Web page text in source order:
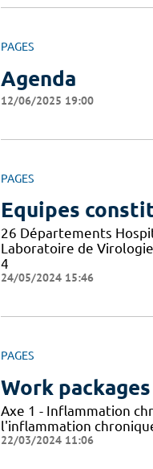
PAGES
Agenda
12/06/2025 19:00
PAGES
Equipes
26 Départements
Laboratoire de
4
24/05/2024 15:46
PAGES
Work packages
Axe 1 - Inflammation
l'inflammation
22/03/2024 11:06